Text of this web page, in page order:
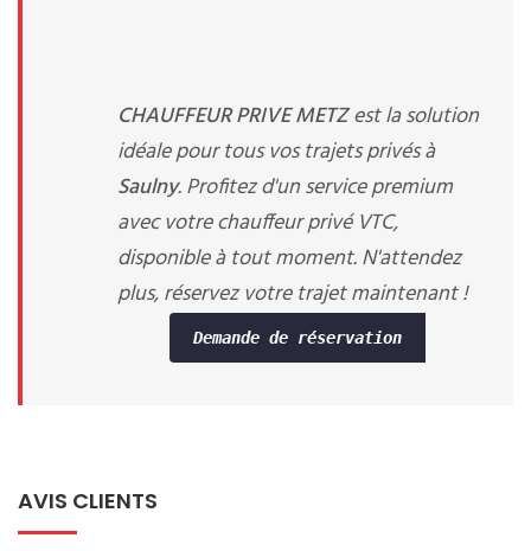
CHAUFFEUR PRIVE METZest la solution
idéale pour tous vos trajets privés à
Saulny. Profitez d'un service premium
avec votre chauffeur privé VTC,
disponible à tout moment. N'attendez
plus, réservez votre trajet maintenant !
Demande de réservation
AVIS CLIENTS